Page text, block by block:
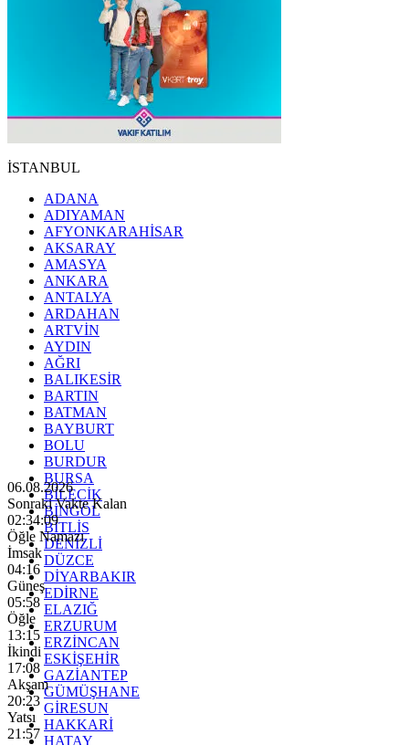
İSTANBUL
ADANA
ADIYAMAN
AFYONKARAHİSAR
AKSARAY
AMASYA
ANKARA
ANTALYA
ARDAHAN
ARTVİN
AYDIN
AĞRI
BALIKESİR
BARTIN
BATMAN
BAYBURT
BOLU
BURDUR
BURSA
BİLECİK
BİNGÖL
BİTLİS
DENİZLİ
DÜZCE
DİYARBAKIR
EDİRNE
ELAZIĞ
ERZURUM
ERZİNCAN
ESKİŞEHİR
GAZİANTEP
GÜMÜŞHANE
GİRESUN
HAKKARİ
HATAY
06.08.2026
Sonraki Vakte Kalan
02:34:07
Öğle Namazı
İmsak
04:16
Güneş
05:58
Öğle
13:15
İkindi
17:08
Akşam
20:23
Yatsı
21:57